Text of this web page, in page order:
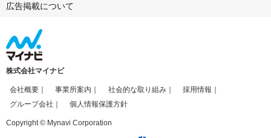
広告掲載について
株式会社マイナビ
会社概要 事業所案内 社会的な取り組み
採用情報
グループ会社
個人情報保護方針
Copyright © Mynavi Corporation